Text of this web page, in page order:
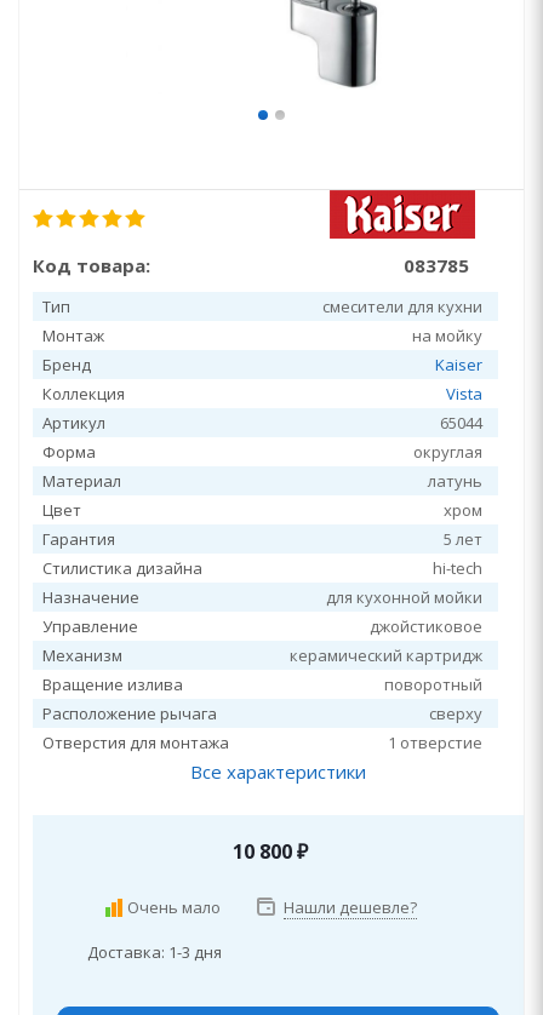
Код товара: 083785
Тип
смесители для кухни
Монтаж
на мойку
Бренд
Kaiser
Коллекция
Vista
Артикул
65044
Форма
округлая
Материал
латунь
Цвет
хром
Гарантия
5 лет
Стилистика дизайна
hi-tech
Назначение
для кухонной мойки
Управление
джойстиковое
Механизм
керамический картридж
Вращение излива
поворотный
Расположение рычага
сверху
Отверстия для монтажа
1 отверстие
Все характеристики
10 800₽
Очень мало Нашли дешевле?
Доставка: 1-3 дня